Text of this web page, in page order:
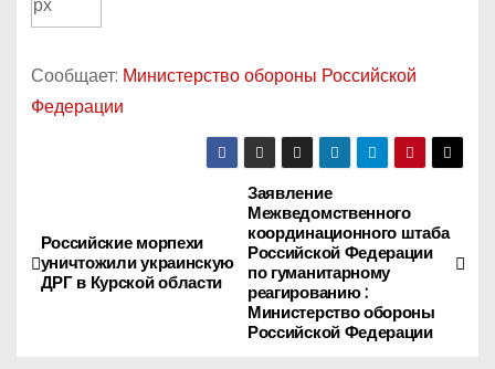
Сообщает: Министерство обороны Российской
Федерации
а
в
Заявление
Межведомственного
координационного штаба
Российской Федерации
по гуманитарному
реагированию :
Министерство обороны
Российской Федерации
Российские морпехи
уничтожили украинскую
ДРГ в Курской области